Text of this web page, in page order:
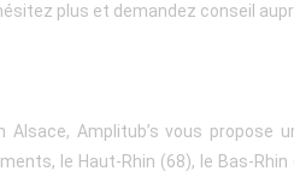
plus et demandez conseil
Alsace, Amplitub’s vous propose
le Haut-Rhin (68), le Bas-